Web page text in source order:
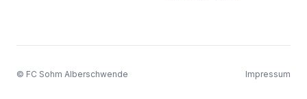
© FC Sohm Alberschwende Impressum